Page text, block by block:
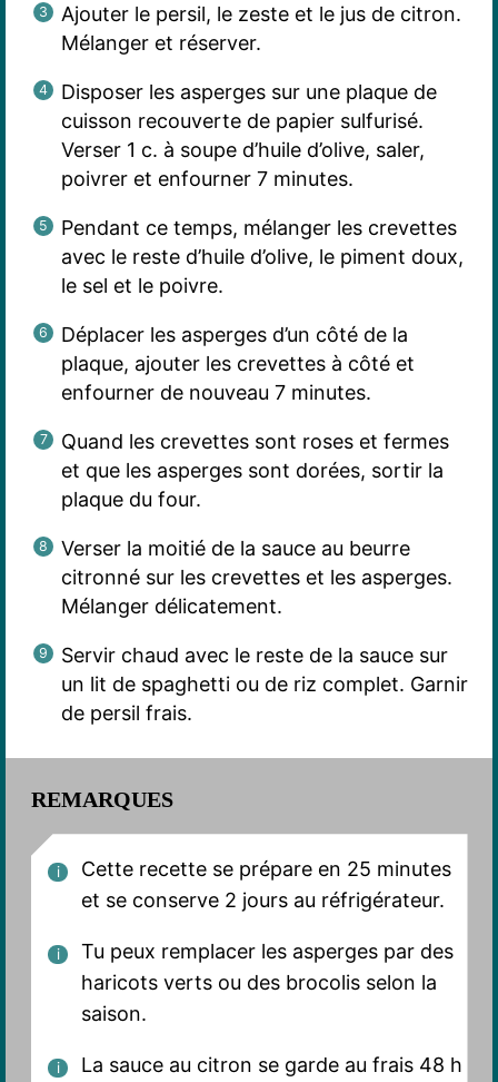
Ajouter le persil, le zeste et le jus de citron.
Mélanger et réserver.
Disposer les asperges sur une plaque de
cuisson recouverte de papier sulfurisé.
Verser 1 c. à soupe d’huile d’olive, saler,
poivrer et enfourner 7 minutes.
Pendant ce temps, mélanger les crevettes
avec le reste d’huile d’olive, le piment doux,
le sel et le poivre.
Déplacer les asperges d’un côté de la
plaque, ajouter les crevettes à côté et
enfourner de nouveau 7 minutes.
Quand les crevettes sont roses et fermes
et que les asperges sont dorées, sortir la
plaque du four.
Verser la moitié de la sauce au beurre
citronné sur les crevettes et les asperges.
Mélanger délicatement.
Servir chaud avec le reste de la sauce sur
un lit de spaghetti ou de riz complet. Garnir
de persil frais.
REMARQUES
Cette recette se prépare en 25 minutes
et se conserve 2 jours au réfrigérateur.
Tu peux remplacer les asperges par des
haricots verts ou des brocolis selon la
saison.
La sauce au citron se garde au frais 48 h